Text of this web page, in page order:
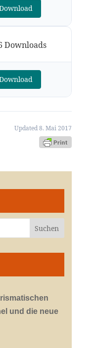
Downloads
Updated 8. Mai 2017
und die neue